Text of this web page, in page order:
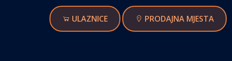
ULAZNICE PRODAJNA MJESTA